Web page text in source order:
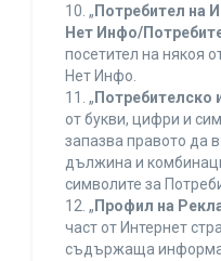
10. „ Потребител на
Нет Инфо/
посетител на някоя
Нет Инфо.
11. „ Потребителско
от букви, цифри и
запазва правото да
дължина и
символите за
12. „ Профил на
част от Интернет
съдържаща